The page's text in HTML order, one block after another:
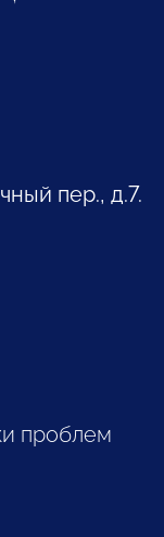
пер., д.7.
проблем